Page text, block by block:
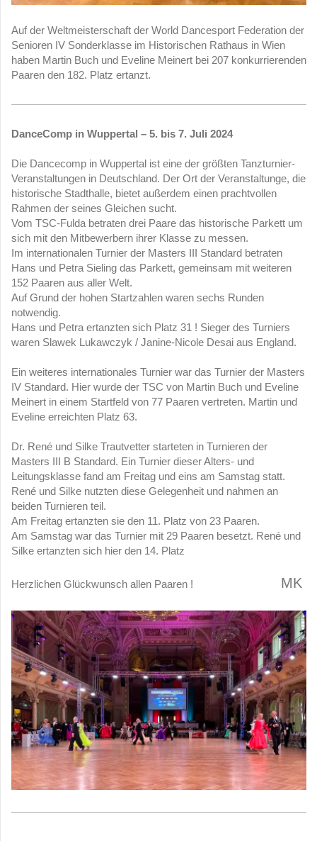
Auf der Weltmeisterschaft der World Dancesport Federation der
Senioren IV Sonderklasse im Historischen Rathaus in Wien
haben Martin Buch und Eveline Meinert bei 207 konkurrierenden
Paaren den 182. Platz ertanzt.
DanceComp in Wuppertal – 5. bis 7. Juli 2024
Die Dancecomp in Wuppertal ist eine der größten Tanzturnier-
Veranstaltungen in Deutschland. Der Ort der Veranstaltunge, die
historische Stadthalle, bietet außerdem einen prachtvollen
Rahmen der seines Gleichen sucht.
Vom TSC-Fulda betraten drei Paare das historische Parkett um
sich mit den Mitbewerbern ihrer Klasse zu messen.
Im internationalen Turnier der Masters III Standard betraten
Hans und Petra Sieling das Parkett, gemeinsam mit weiteren
152 Paaren aus aller Welt.
Auf Grund der hohen Startzahlen waren sechs Runden
notwendig.
Hans und Petra ertanzten sich Platz 31 ! Sieger des Turniers
waren Slawek Lukawczyk / Janine-Nicole Desai aus England.
Ein weiteres internationales Turnier war das Turnier der Masters
IV Standard. Hier wurde der TSC von Martin Buch und Eveline
Meinert in einem Startfeld von 77 Paaren vertreten. Martin und
Eveline erreichten Platz 63.
Dr. René und Silke Trautvetter starteten in Turnieren der
Masters III B Standard. Ein Turnier dieser Alters- und
Leitungsklasse fand am Freitag und eins am Samstag statt.
René und Silke nutzten diese Gelegenheit und nahmen an
beiden Turnieren teil.
Am Freitag ertanzten sie den 11. Platz von 23 Paaren.
Am Samstag war das Turnier mit 29 Paaren besetzt. René und
Silke ertanzten sich hier den 14. Platz
Herzlichen Glückwunsch allen Paaren ! MK